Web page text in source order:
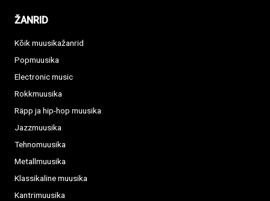
ŽANRID
Kõik muusikažanrid
Popmuusika
Electronic music
Rokkmuusika
Räpp ja hip-hop muusika
Jazzmuusika
Tehnomuusika
Metallmuusika
Klassikaline muusika
Kantrimuusika